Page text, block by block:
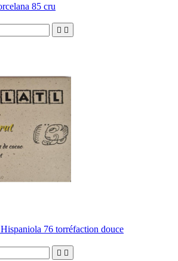
85 cru
 
76 torréfaction douce
 